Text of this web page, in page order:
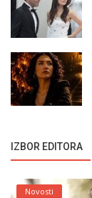
IZBOR EDITORA
Novosti